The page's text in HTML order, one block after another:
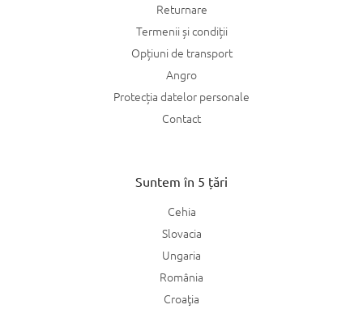
Returnare
Termenii și condiții
Opțiuni de transport
Angro
Protecția datelor personale
Contact
Suntem în 5 țări
Cehia
Slovacia
Ungaria
România
Croaţia